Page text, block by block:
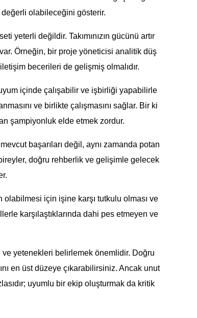
değerli olabileceğini gösterir.
yeterli değildir. Takımınızın gücünü artır
Örneğin, bir proje yöneticisi analitik düş
becerileri de gelişmiş olmalıdır.
içinde çalışabilir ve işbirliği yapabilirle
ve birlikte çalışmasını sağlar. Bir ki
şampiyonluk elde etmek zordur.
başarıları değil, aynı zamanda potan
doğru rehberlik ve gelişimle gelecek
için işine karşı tutkulu olması ve
karşılaştıklarında dahi pes etmeyen ve
ve yetenekleri belirlemek önemlidir. Doğru
en üst düzeye çıkarabilirsiniz. Ancak unut
uyumlu bir ekip oluşturmak da kritik